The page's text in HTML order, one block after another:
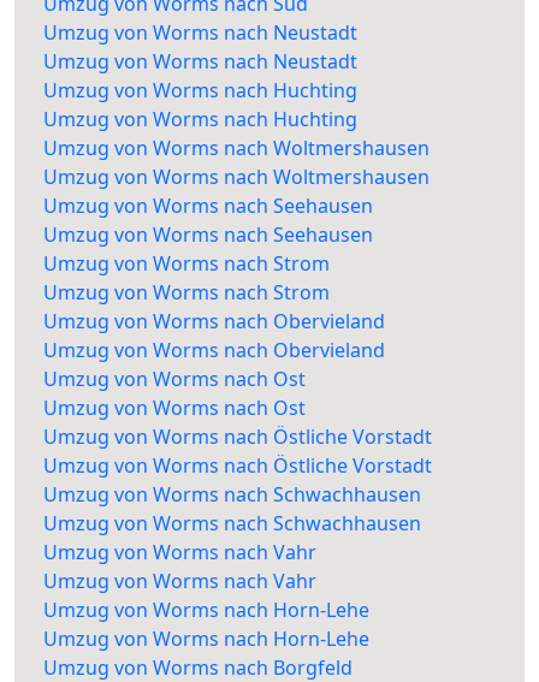
Umzug von Worms nach Neustadt
Umzug von Worms nach Neustadt
Umzug von Worms nach Huchting
Umzug von Worms nach Huchting
Umzug von Worms nach Woltmershausen
Umzug von Worms nach Woltmershausen
Umzug von Worms nach Seehausen
Umzug von Worms nach Seehausen
Umzug von Worms nach Strom
Umzug von Worms nach Strom
Umzug von Worms nach Obervieland
Umzug von Worms nach Obervieland
Umzug von Worms nach Ost
Umzug von Worms nach Ost
Umzug von Worms nach Östliche Vorstadt
Umzug von Worms nach Östliche Vorstadt
Umzug von Worms nach Schwachhausen
Umzug von Worms nach Schwachhausen
Umzug von Worms nach Vahr
Umzug von Worms nach Vahr
Umzug von Worms nach Horn-Lehe
Umzug von Worms nach Horn-Lehe
Umzug von Worms nach Borgfeld